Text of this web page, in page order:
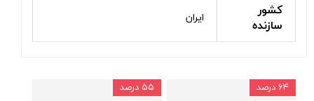
کشور
سازنده
ایران
۵۵ درصد ۶۴ درصد